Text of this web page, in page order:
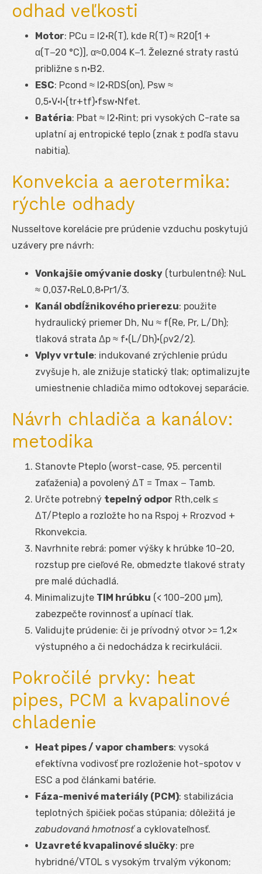
odhad veľkosti
Motor: PCu = I2·R(T), kde R(T) ≈ R20 [1 +
α(T−20 °C)], α≈0,004 K−1. Železné straty rastú
približne s n·B2.
ESC: Pcond ≈ I2·RDS(on), Psw ≈
0,5·V·I·(tr+tf)·fsw·Nfet.
Batéria: Pbat ≈ I2·Rint; pri vysokých C-rate sa
uplatní aj entropické teplo (znak ± podľa stavu
nabitia).
Konvekcia a aerotermika:
rýchle odhady
Nusseltove korelácie pre prúdenie vzduchu poskytujú
uzávery pre návrh:
Vonkajšie omývanie dosky (turbulentné): NuL
≈ 0,037·ReL0,8·Pr1/3.
Kanál obdĺžnikového prierezu: použite
hydraulický priemer Dh, Nu ≈ f(Re, Pr, L/Dh);
tlaková strata Δp ≈ f·(L/Dh)·(ρv2/2).
Vplyv vrtule: indukované zrýchlenie prúdu
zvyšuje h, ale znižuje statický tlak; optimalizujte
umiestnenie chladiča mimo odtokovej separácie.
Návrh chladiča a kanálov:
metodika
Stanovte Pteplo (worst-case, 95. percentil
zaťaženia) a povolený ΔT = Tmax − Tamb.
Určte potrebný tepelný odpor Rth,celk ≤
ΔT/Pteplo a rozložte ho na Rspoj + Rrozvod +
Rkonvekcia.
Navrhnite rebrá: pomer výšky k hrúbke 10–20,
rozstup pre cieľové Re, obmedzte tlakové straty
pre malé dúchadlá.
Minimalizujte TIM hrúbku (< 100–200 µm),
zabezpečte rovinnosť a upínací tlak.
Validujte prúdenie: či je prívodný otvor >= 1,2×
výstupného a či nedochádza k recirkulácii.
Pokročilé prvky: heat
pipes, PCM a kvapalinové
chladenie
Heat pipes / vapor chambers: vysoká
efektívna vodivosť pre rozloženie hot-spotov v
ESC a pod článkami batérie.
Fáza-menivé materiály (PCM): stabilizácia
teplotných špičiek počas stúpania; dôležitá je
zabudovaná hmotnosťa cyklovateľnosť.
Uzavreté kvapalinové slučky: pre
hybridné/VTOL s vysokým trvalým výkonom;